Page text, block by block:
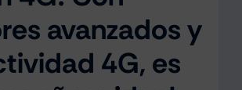
avanzados y
4G, es